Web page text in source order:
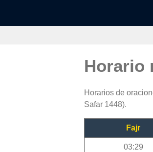
Horario
Horarios de
Safar 1448).
Fajr
03:29